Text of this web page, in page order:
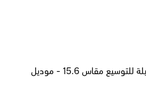
أتش بي حقيبة ظهر للسفر قابلة للتوسيع مقاس 15.6 - موديل